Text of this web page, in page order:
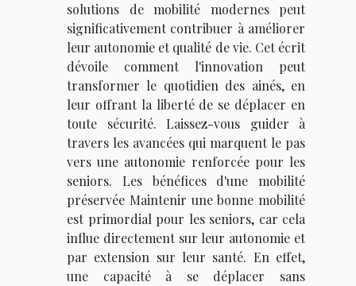
solutions de mobilité modernes peut
significativement contribuer à améliorer
leur autonomie et qualité de vie. Cet écrit
dévoile comment l'innovation peut
transformer le quotidien des ainés, en
leur offrant la liberté de se déplacer en
toute sécurité. Laissez-vous guider à
travers les avancées qui marquent le pas
vers une autonomie renforcée pour les
seniors. Les bénéfices d'une mobilité
préservée Maintenir une bonne mobilité
est primordial pour les seniors, car cela
influe directement sur leur autonomie et
par extension sur leur santé. En effet,
une capacité à se déplacer sans